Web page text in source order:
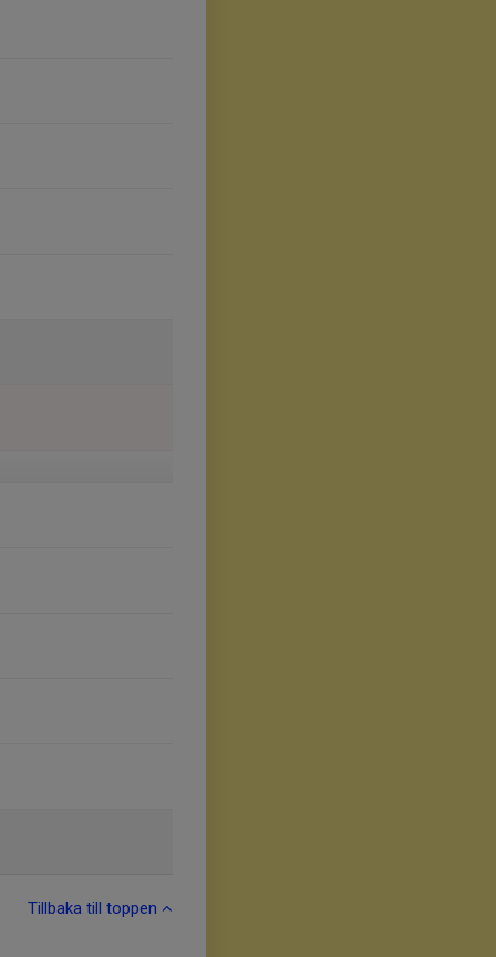
Tillbaka till toppen